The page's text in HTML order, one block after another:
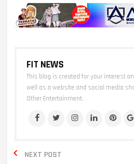
FIT NEWS
This blog is created for your interest
well as a website and social media
Other Entertainment.
NEXT POST
